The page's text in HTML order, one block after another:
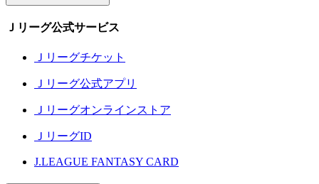
Ｊリーグ公式サービス
Ｊリーグチケット
Ｊリーグ公式アプリ
Ｊリーグオンラインストア
ＪリーグID
J.LEAGUE FANTASY CARD